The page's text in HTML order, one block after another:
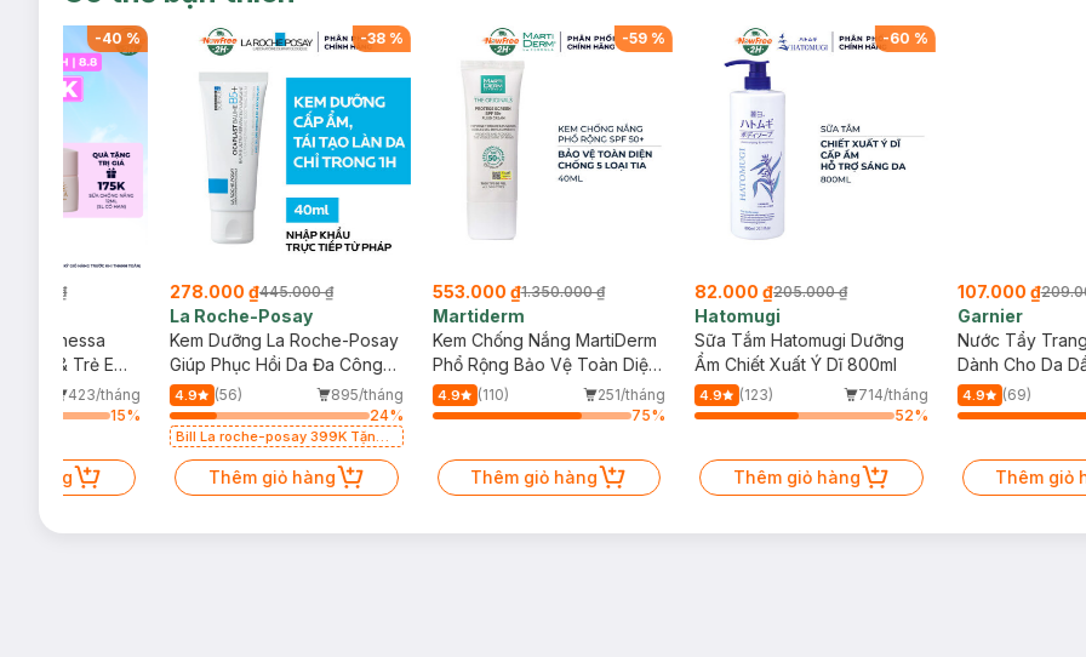
-38%
445.000 ₫
La Roche-Posay
Kem Dưỡng La Roche-Posay
Giúp Phục Hồi Da Đa Công
Dụng 40ml
4.9 (56)
895/tháng
24%
Bill La roche-posay 399K Tặng
Gel rửa mặt da dầu nhạy cảm
50ml (SL có hạn)
Thêm giỏ hàng
-59%
553.000 ₫ 1.350.000 ₫
Kem Chống Nắng MartiDerm
Phổ Rộng Bảo Vệ Toàn Diện
40ml
4.9 (110)
251/tháng
75%
Thêm giỏ hàng
- 60%
82.000 ₫ 205.000 ₫
Sữa Tắm Hatomugi Dưỡng
Ẩm Chiết Xuất Ý Dĩ 800ml
4.9 (123)
714/tháng
52%
Thêm giỏ hàng
209.000 ₫
Nước Tẩy Trang Garnier
Dành Cho Da Dầu Và Mụn
400ml (Mới)
4.9 (69)
1.1k/tháng
67
Thêm giỏ hàng